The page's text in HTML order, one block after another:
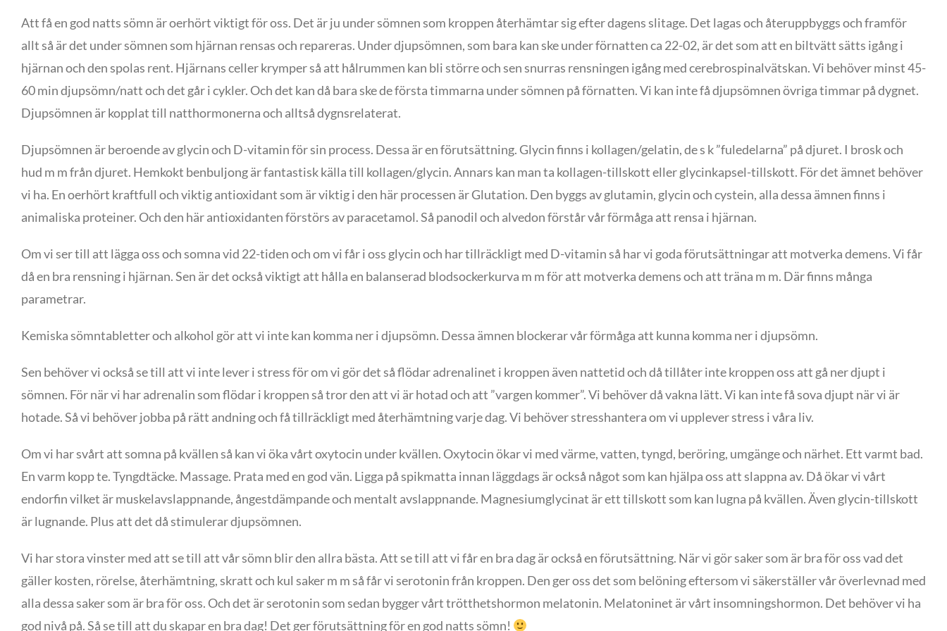
Att få en god natts sömn är oerhört viktigt för oss. Det är ju under sömnen som kroppen återhämtar sig efter dagens slitage. Det lagas och återuppbyggs och framför
allt så är det under sömnen som hjärnan rensas och repareras. Under djupsömnen, som bara kan ske under förnatten ca 22-02, är det som att en biltvätt sätts igång i
hjärnan och den spolas rent. Hjärnans celler krymper så att hålrummen kan bli större och sen snurras rensningen igång med cerebrospinalvätskan. Vi behöver minst 45-
60 min djupsömn/natt och det går i cykler. Och det kan då bara ske de första timmarna under sömnen på förnatten. Vi kan inte få djupsömnen övriga timmar på dygnet.
Djupsömnen är kopplat till natthormonerna och alltså dygnsrelaterat.
Djupsömnen är beroende av glycin och D-vitamin för sin process. Dessa är en förutsättning. Glycin finns i kollagen/gelatin, de s k ”fuledelarna” på djuret. I brosk och
hud m m från djuret. Hemkokt benbuljong är fantastisk källa till kollagen/glycin. Annars kan man ta kollagen-tillskott eller glycinkapsel-tillskott. För det ämnet behöver
vi ha. En oerhört kraftfull och viktig antioxidant som är viktig i den här processen är Glutation. Den byggs av glutamin, glycin och cystein, alla dessa ämnen finns i
animaliska proteiner. Och den här antioxidanten förstörs av paracetamol. Så panodil och alvedon förstår vår förmåga att rensa i hjärnan.
Om vi ser till att lägga oss och somna vid 22-tiden och om vi får i oss glycin och har tillräckligt med D-vitamin så har vi goda förutsättningar att motverka demens. Vi får
då en bra rensning i hjärnan. Sen är det också viktigt att hålla en balanserad blodsockerkurva m m för att motverka demens och att träna m m. Där finns många
parametrar.
Kemiska sömntabletter och alkohol gör att vi inte kan komma ner i djupsömn. Dessa ämnen blockerar vår förmåga att kunna komma ner i djupsömn.
Sen behöver vi också se till att vi inte lever i stress för om vi gör det så flödar adrenalinet i kroppen även nattetid och då tillåter inte kroppen oss att gå ner djupt i
sömnen. För när vi har adrenalin som flödar i kroppen så tror den att vi är hotad och att ”vargen kommer”. Vi behöver då vakna lätt. Vi kan inte få sova djupt när vi är
hotade. Så vi behöver jobba på rätt andning och få tillräckligt med återhämtning varje dag. Vi behöver stresshantera om vi upplever stress i våra liv.
Om vi har svårt att somna på kvällen så kan vi öka vårt oxytocin under kvällen. Oxytocin ökar vi med värme, vatten, tyngd, beröring, umgänge och närhet. Ett varmt bad.
En varm kopp te. Tyngdtäcke. Massage. Prata med en god vän. Ligga på spikmatta innan läggdags är också något som kan hjälpa oss att slappna av. Då ökar vi vårt
endorfin vilket är muskelavslappnande, ångestdämpande och mentalt avslappnande. Magnesiumglycinat är ett tillskott som kan lugna på kvällen. Även glycin-tillskott
är lugnande. Plus att det då stimulerar djupsömnen.
Vi har stora vinster med att se till att vår sömn blir den allra bästa. Att se till att vi får en bra dag är också en förutsättning. När vi gör saker som är bra för oss vad det
gäller kosten, rörelse, återhämtning, skratt och kul saker m m så får vi serotonin från kroppen. Den ger oss det som belöning eftersom vi säkerställer vår överlevnad med
alla dessa saker som är bra för oss. Och det är serotonin som sedan bygger vårt trötthetshormon melatonin. Melatoninet är vårt insomningshormon. Det behöver vi ha
god nivå på. Så se till att du skapar en bra dag! Det ger förutsättning för en god natts sömn!